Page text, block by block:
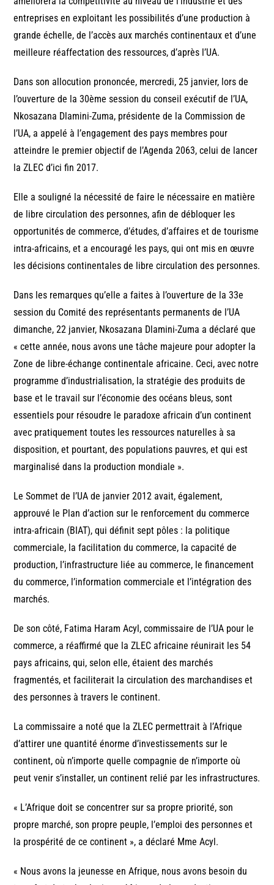
entreprises en exploitant les possibilités d’une production à
grande échelle, de l’accès aux marchés continentaux et d’une
meilleure réaffectation des ressources, d’après l’UA.
Dans son allocution prononcée, mercredi, 25 janvier, lors de
l’ouverture de la 30ème session du conseil exécutif de l’UA,
Nkosazana Dlamini-Zuma, présidente de la Commission de
l’UA, a appelé à l’engagement des pays membres pour
atteindre le premier objectif de l’Agenda 2063, celui de lancer
la ZLEC d’ici fin 2017.
Elle a souligné la nécessité de faire le nécessaire en matière
de libre circulation des personnes, afin de débloquer les
opportunités de commerce, d’études, d’affaires et de tourisme
intra-africains, et a encouragé les pays, qui ont mis en œuvre
les décisions continentales de libre circulation des personnes.
Dans les remarques qu’elle a faites à l’ouverture de la 33e
session du Comité des représentants permanents de l’UA
dimanche, 22 janvier, Nkosazana Dlamini-Zuma a déclaré que
« cette année, nous avons une tâche majeure pour adopter la
Zone de libre-échange continentale africaine. Ceci, avec notre
programme d’industrialisation, la stratégie des produits de
base et le travail sur l’économie des océans bleus, sont
essentiels pour résoudre le paradoxe africain d’un continent
avec pratiquement toutes les ressources naturelles à sa
disposition, et pourtant, des populations pauvres, et qui est
marginalisé dans la production mondiale ».
Le Sommet de l’UA de janvier 2012 avait, également,
approuvé le Plan d’action sur le renforcement du commerce
intra-africain (BIAT), qui définit sept pôles : la politique
commerciale, la facilitation du commerce, la capacité de
production, l’infrastructure liée au commerce, le financement
du commerce, l’information commerciale et l’intégration des
marchés.
De son côté, Fatima Haram Acyl, commissaire de l’UA pour le
commerce, a réaffirmé que la ZLEC africaine réunirait les 54
pays africains, qui, selon elle, étaient des marchés
fragmentés, et faciliterait la circulation des marchandises et
des personnes à travers le continent.
La commissaire a noté que la ZLEC permettrait à l’Afrique
d’attirer une quantité énorme d’investissements sur le
continent, où n’importe quelle compagnie de n’importe où
peut venir s’installer, un continent relié par les infrastructures.
« L’Afrique doit se concentrer sur sa propre priorité, son
propre marché, son propre peuple, l’emploi des personnes et
la prospérité de ce continent », a déclaré Mme Acyl.
« Nous avons la jeunesse en Afrique, nous avons besoin du